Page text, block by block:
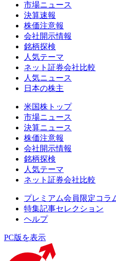
市場ニュース
決算速報
株価注意報
会社開示情報
銘柄探検
人気テーマ
ネット証券会社比較
人気ニュース
日本の株主
米国株トップ
市場ニュース
決算ニュース
株価注意報
会社開示情報
銘柄探検
人気テーマ
ネット証券会社比較
プレミアム会員限定コラ
特集記事セレクション
ヘルプ
PC版を表示